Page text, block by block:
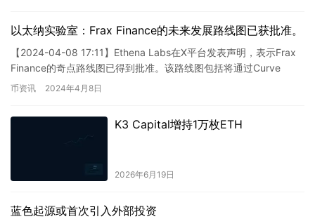
以太纳实验室：Frax Finance的未来发展路线图已获批准。
【2024-04-08 17:11】Ethena Labs在X平台发表声明，表示Frax
Finance的奇点路线图已得到批准。该路线图包括将通过Curve
AMO为USDeFRA…
币资讯 2024年4月8日
K3 Capital增持1万枚ETH
2026年6月19日
蓝色起源或首次引入外部投资